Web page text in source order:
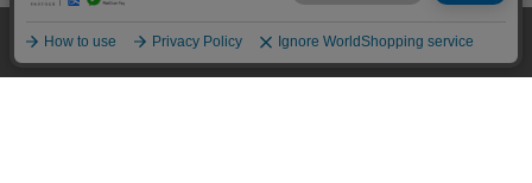
株式会社オカダヤ 会社概要 採用情報